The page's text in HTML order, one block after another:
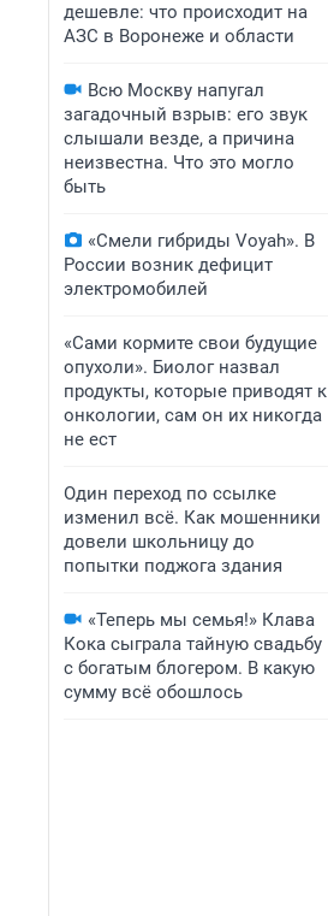
дешевле: что происходит на
АЗС в Воронеже и области
Всю Москву напугал
загадочный взрыв: его звук
слышали везде, а причина
неизвестна. Что это могло
быть
«Смели гибриды Voyah». В
России возник дефицит
электромобилей
«Сами кормите свои будущие
опухоли». Биолог назвал
продукты, которые приводят к
онкологии, сам он их никогда
не ест
Один переход по ссылке
изменил всё. Как мошенники
довели школьницу до
попытки поджога здания
«Теперь мы семья!» Клава
Кока сыграла тайную свадьбу
с богатым блогером. В какую
сумму всё обошлось